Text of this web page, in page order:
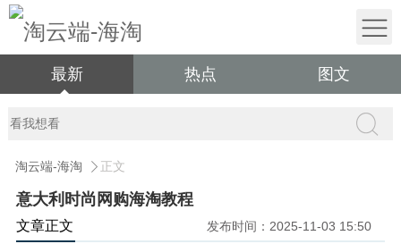
最新 热点 图文
淘云端-海淘 正文
意大利时尚网购海淘教程
文章正文 发布时间：2025-11-03 15:50